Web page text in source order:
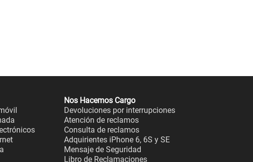
Nos Hacemos Cargo
Devoluciones por interrupciones
Atención de reclamos
Consulta de reclamos
Adquirientes iPhone 6, 6S y SE
Mensaje de Seguridad
Libro de Reclamaciones